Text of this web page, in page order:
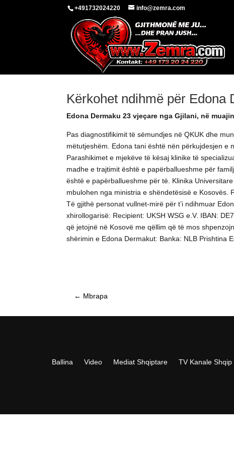
+491732024220 info@zemra.com
Kërkohet ndihmë për Edona
Edona Dermaku 23 vjeçare nga Gjilani, në
Pas diagnostifikimit të sëmundjes në QKUK dhe
mëtutjeshëm. Edona tani është nën përkujdesjen e
Parashikimet e mjekëve të kësaj klinike të
madhe e trajtimit është e papërballueshme për
është e papërballueshme për të. Klinika
mbulohen nga ministria e shëndetësisë e Kosovës.
Të gjithë personat vullnet-mirë për t’i ndihmuar
xhirollogarisë: Recipient: UKSH WSG e.V. IBAN:
që jetojnë në Kosovë me qëllim që të mos
shërimin e Edona Dermakut: Banka: NLB Prishtina
← Mbrapa
Ballina Video Mediat Shqiptare TV Kanale Shqip